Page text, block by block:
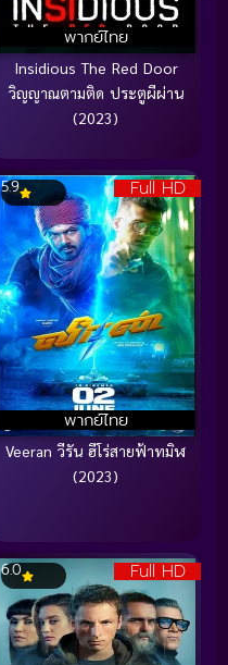
พากย์ไทย
Insidious The Red Door
วิญญาณตามติด ประตูผีผ่าน
(2023)
Full HD
พากย์ไทย
5.9
Veeran วีรัน ฮีโร่สายฟ้าทมิฬ
(2023)
Full HD
6.0